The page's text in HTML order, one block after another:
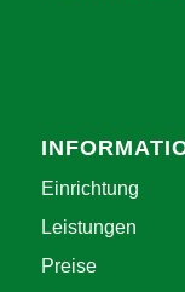
Einrichtung
Leistungen
Preise